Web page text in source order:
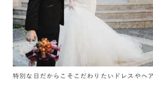
特別な日だからこそこだわりたいドレスやヘア